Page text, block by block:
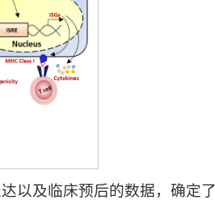
以及临床预后的数据，确定